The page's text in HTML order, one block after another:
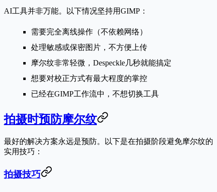
AI工具并非万能。以下情况坚持用GIMP：
需要完全离线操作（不依赖网络）
处理敏感或保密图片 ，不方便上传
摩尔纹非常轻微 ，Despeckle几秒就能搞定
想要对校正方式有最大程度的掌控
已经在GIMP工作流中，不想切换工具
拍摄时预防摩尔纹
最好的解决方案永远是预防。以下是在拍摄阶段避免摩尔纹的
实用技巧：
拍摄技巧